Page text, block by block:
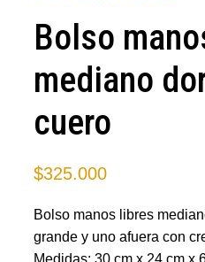
Bolso
mediano
cuero
$325.000
Bolso manos libres
grande y uno afuera con
Medidas: 30 cm x 24 cm x